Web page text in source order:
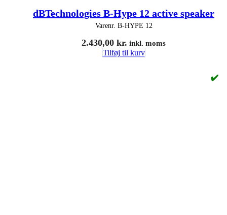
dBTechnologies B-Hype 12 active speaker
Varenr. B-HYPE 12
2.430,00 kr. inkl. moms
Tilføj til kurv
✔️